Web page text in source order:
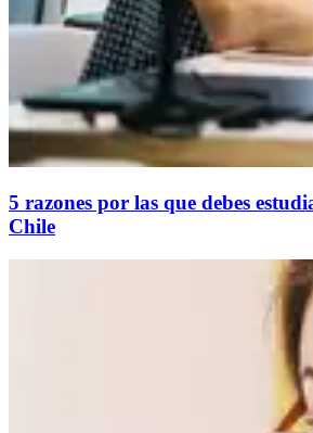
5 razones por las que debes
Chile